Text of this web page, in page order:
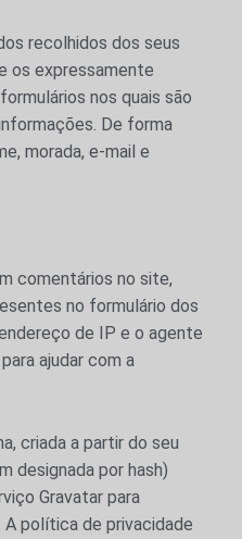
recolhidos dos seus
os expressamente
nos quais são
De forma
morada, e-mail e
comentários no site,
no formulário dos
de IP e o agente
ajudar com a
criada a partir do seu
designada por hash)
Gravatar para
política de privacidade